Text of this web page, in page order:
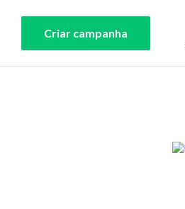
Criar campanha